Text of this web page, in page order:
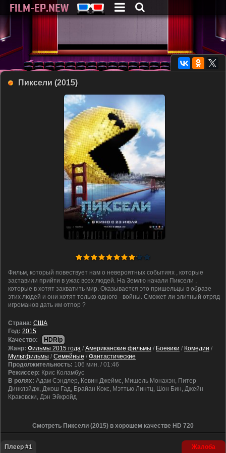
Пиксели (2015)
Фильм, который повествует нам о невероятных событиях , которые
заставили прийти в ужас всех людей. На Землю начали Пиксели ,
которые в хотят захватить мир. Оказывается это пришельцы в образе
этих людей и они хотят только одного - войны. Сможет ли элитный отряд
игроманов дать им отпор ?
Cтрана: США
Год: 2015
Качество:
HDRip
Жанр: Фильмы 2015 года / Американские фильмы / Боевики / Комедии /
Мультфильмы / Семейные / Фантастические
Продолжительность: 106 мин. / 01:46
Режиссер: Крис Коламбус
В ролях: Адам Сэндлер, Кевин Джеймс, Мишель Монахэн, Питер
Динклэйдж, Джош Гад, Брайан Кокс, Мэттью Линтц, Шон Бин, Джейн
Краковски, Дэн Эйкройд
Смотреть Пиксели (2015) в хорошем качестве HD 720
Плеер #1 Жалоба